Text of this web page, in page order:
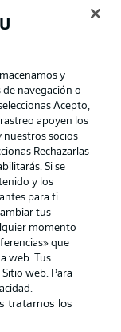
de privacidad
de uso
y
de navegación o
Acepto,
apoyen los
nuestros socios
Rechazarlas
Si se
y los
para ti.
tus
momento
que
web. Tus
web. Para
tratamos los